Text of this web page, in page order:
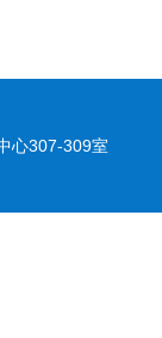
心307-309室